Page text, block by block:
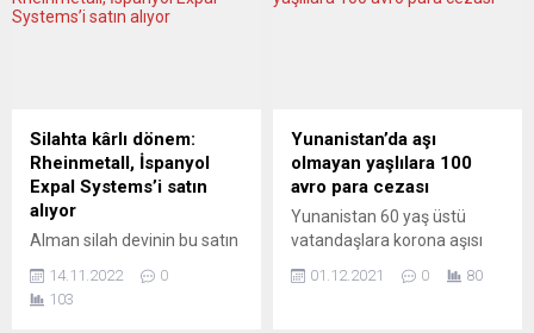
PerMenti projesi
madalyaya bu yıl PerMenti
projesi yöneticileri layık
görüldü. Dortmund’da
düzenlenen ödül töreninde,
29 Mayıs 1993’de 4 ırkçı
tarafından kundaklanan
Solingen’deki evlerinde 5...
eyaletinde İslam dersi
çıkarılması talep ediliyor.
Almanya’nın Kuzey Ren-
Vestfalya (NRW)
eyaletinde İslam din dersi
komisyonuna DİTİB’in dahil
edilmesiyle başlayan
tartışmalar büyüyor. Yeşil
Silahta kârlı dönem:
Rheinmetall, İspanyol
Expal Systems’i satın
alıyor
Alman silah devinin bu satın
izinlerin alınmasının
ardından 2023’de
14.11.2022
0
103
Yunanistan’da aşı
olmayan yaşlılara 100
avro para cezası
Yunanistan 60 yaş üstü
vatandaşlara korona aşısı
Aşı olmayanlara aylık 100
01.12.2021 0 80